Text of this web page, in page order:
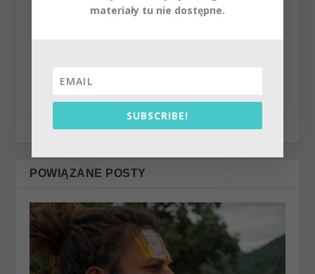
POWIĄZANE POSTY
materiały tu nie dostępne.
SUBSCRIBE!